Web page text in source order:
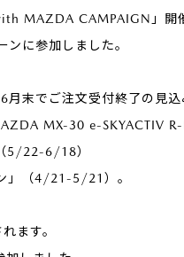
MAZDA CAMPAIGN」開
に参加しました。
末でご注文受付終了の見込
MX-30 e-SKYACTIV R-
5/22-6/18）
」（4/21-5/21）。
ます。